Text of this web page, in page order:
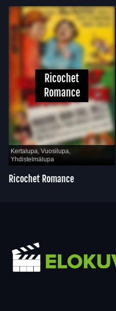
Ricochet
Romance
Kertalupa, Vuosilupa,
Yhdistelmälupa
Ricochet Romance